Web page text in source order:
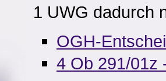
1 UWG dadurch
OGH-
4 Ob 291/01z